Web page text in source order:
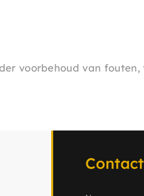
voorbehoud van
Contact